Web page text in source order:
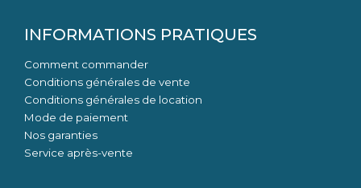
INFORMATIONS PRATIQUES
Comment commander
Conditions générales de vente
Conditions générales de location
Mode de paiement
Nos garanties
Service après-vente